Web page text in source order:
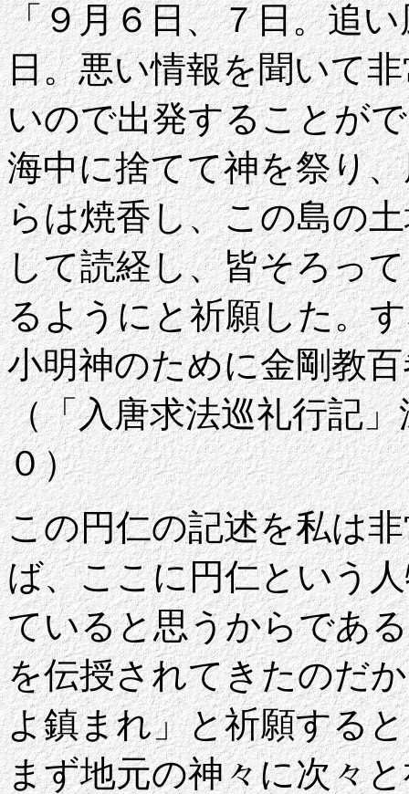
「９月６日、７日。追
日。悪い情報を聞いて
いので出発することが
海中に捨てて神を祭り
らは焼香し、この島の
して読経し、皆そろっ
るようにと祈願した。
小明神のために金剛教
（「入唐求法巡礼行記
０）
この円仁の記述を私は
ば、ここに円仁という
ていると思うからであ
を伝授されてきたのだ
よ鎮まれ」と祈願する
まず地元の神々に次々